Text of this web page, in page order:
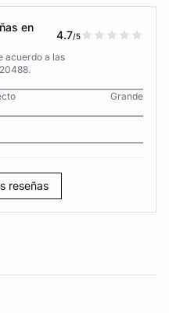
en
4.7/5
acuerdo a las
Grande
reseñas